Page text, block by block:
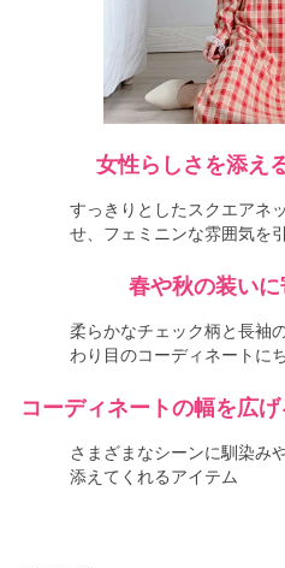
女性らしさを添え
すっきりとしたスクエアネ
せ、フェミニンな雰囲気を
春や秋の装い
柔らかなチェック柄と長袖
わり目のコーディネートに
コーディネートの幅を広
さまざまなシーンに馴染み
添えてくれるアイテム